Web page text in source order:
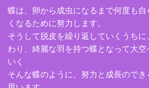
蝶は、卵から成虫になるまで何度も自
くなるために努力します。
そうして脱皮を繰り返していくうち
わり、綺麗な羽を持つ蝶となって大
いく
そんな蝶のように、努力と成長のでき